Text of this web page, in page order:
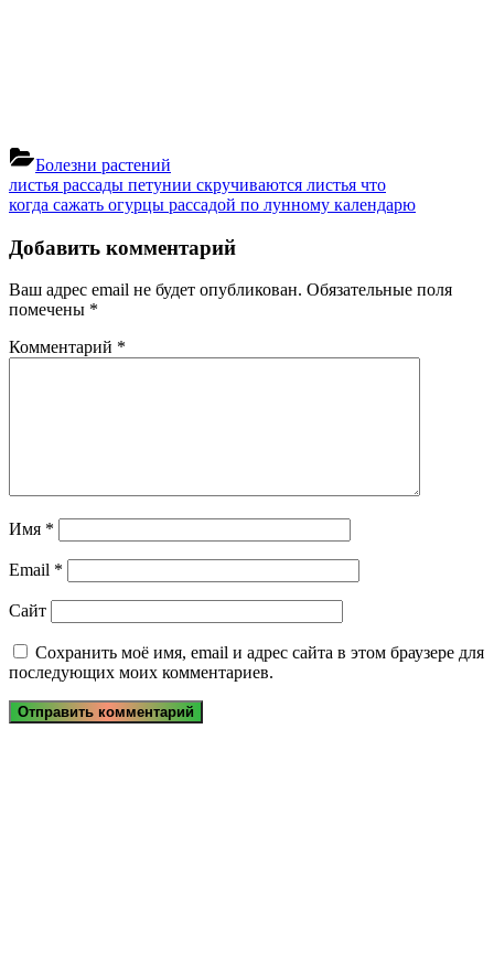
Болезни растений
Навигация
по
записям
Previous
Post:
листья рассады петунии скручиваются листья что
Next
когда сажать огурцы рассадой по лунному календарю
Добавить комментарий
Ваш адрес email не будет опубликован. Обязательные поля
помечены *
Комментарий *
Имя *
Email *
Сайт
Сохранить моё имя, email и адрес сайта в этом браузере для
последующих моих комментариев.